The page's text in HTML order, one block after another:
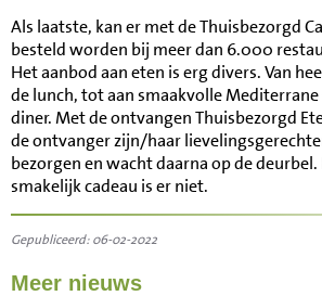
Als laatste, kan er met de Thuisbezorgd
besteld worden bij meer dan 6.000
Het aanbod aan eten is erg divers. Van
de lunch, tot aan smaakvolle
diner. Met de ontvangen Thuisbezorgd
de ontvanger zijn/haar
bezorgen en wacht daarna op de deurbel.
smakelijk cadeau is er niet.
Gepubliceerd: 06-02-2022
Meer nieuws